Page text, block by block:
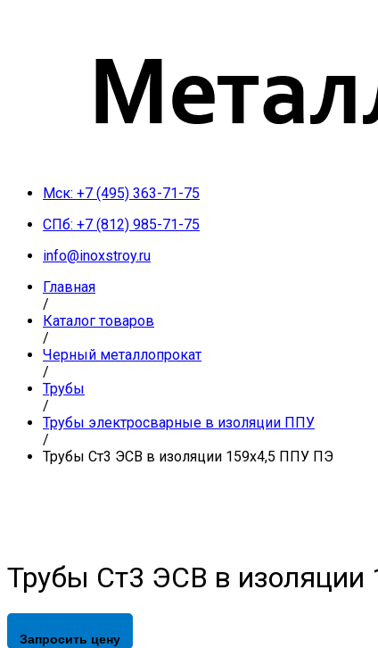
Мск: +7 (495) 363-71-75
СПб: +7 (812) 985-71-75
info@inoxstroy.ru
Главная
/
Каталог товаров
/
Черный металлопрокат
/
Трубы
/
Трубы электросварные в изоляции ППУ
/
Трубы Ст3 ЭСВ в изоляции 159х4,5 ППУ ПЭ
Трубы Ст3 ЭСВ в
Запросить цену